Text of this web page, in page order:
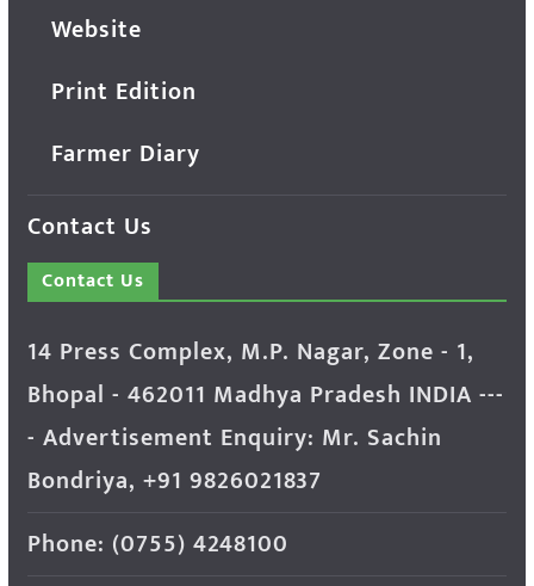
Website
Print Edition
Farmer Diary
Contact Us
Contact Us
14 Press Complex, M.P. Nagar, Zone - 1,
Bhopal - 462011 Madhya Pradesh INDIA ---
- Advertisement Enquiry: Mr. Sachin
Bondriya, +91 9826021837
Phone: (0755) 4248100